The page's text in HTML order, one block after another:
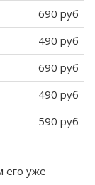
690 руб
490 руб
690 руб
490 руб
590 руб
его уже